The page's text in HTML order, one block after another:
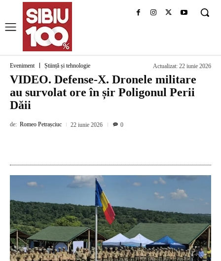
Eveniment Știință și tehnologie Actualizat: 22 iunie 2026
VIDEO. Defense-X. Dronele militare
au survolat ore în șir Poligonul Perii
Dăii
de: Romeo Petrașciuc 22 iunie 2026 0